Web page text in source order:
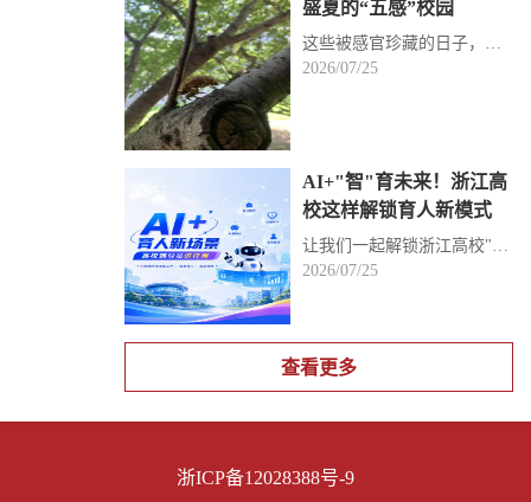
盛夏的“五感”校园
这些被感官珍藏的日子，都被我们深深“夏”载，那么，你的夏日校园又由哪一种感官来定义
2026/07/25
AI+"智"育未来！浙江高
校这样解锁育人新模式
让我们一起解锁浙江高校"AI+"育人的创新实践感受科技赋能思政工作的创新探索
2026/07/25
查看更多
浙ICP备12028388号-9